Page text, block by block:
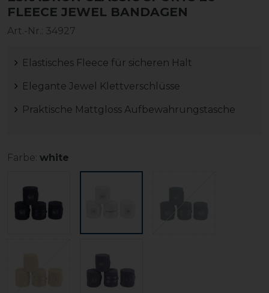
FLEECE JEWEL BANDAGEN
Art.-Nr.: 34927
Elastisches Fleece für sicheren Halt
Elegante Jewel Klettverschlüsse
Praktische Mattgloss Aufbewahrungstasche
Farbe: white